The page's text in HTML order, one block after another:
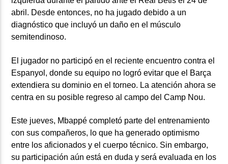
abril. Desde entonces, no ha jugado debido a un
diagnóstico que incluyó un daño en el músculo
semitendinoso.
El jugador no participó en el reciente encuentro contra el
Espanyol, donde su equipo no logró evitar que el Barça
extendiera su dominio en el torneo. La atención ahora se
centra en su posible regreso al campo del Camp Nou.
Este jueves, Mbappé completó parte del entrenamiento
con sus compañeros, lo que ha generado optimismo
entre los aficionados y el cuerpo técnico. Sin embargo,
su participación aún está en duda y será evaluada en los